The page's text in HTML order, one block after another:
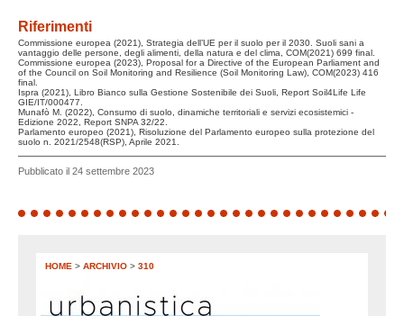
Riferimenti
Commissione europea (2021), Strategia dell’UE per il suolo per il 2030. Suoli sani a
vantaggio delle persone, degli alimenti, della natura e del clima, COM(2021) 699 final.
Commissione europea (2023), Proposal for a Directive of the European Parliament and
of the Council on Soil Monitoring and Resilience (Soil Monitoring Law), COM(2023) 416
final.
Ispra (2021), Libro Bianco sulla Gestione Sostenibile dei Suoli, Report Soil4Life Life
GIE/IT/000477.
Munafò M. (2022), Consumo di suolo, dinamiche territoriali e servizi ecosistemici -
Edizione 2022, Report SNPA 32/22.
Parlamento europeo (2021), Risoluzione del Parlamento europeo sulla protezione del
suolo n. 2021/2548(RSP), Aprile 2021.
Pubblicato il 24 settembre 2023
HOME > ARCHIVIO > 310